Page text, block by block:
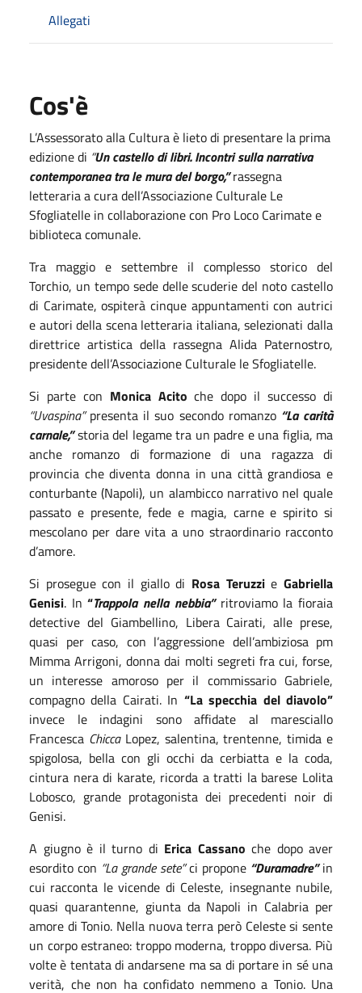
Allegati
Cos'è
L’Assessorato alla Cultura è lieto di presentare la prima
edizione di “Un castello di libri. Incontri sulla narrativa
contemporanea tra le mura del borgo,” rassegna
letteraria a cura dell’Associazione Culturale Le
Sfogliatelle in collaborazione con Pro Loco Carimate e
biblioteca comunale.
Tra maggio e settembre il complesso storico del
Torchio, un tempo sede delle scuderie del noto castello
di Carimate, ospiterà cinque appuntamenti con autrici
e autori della scena letteraria italiana, selezionati dalla
direttrice artistica della rassegna Alida Paternostro,
presidente dell’Associazione Culturale le Sfogliatelle.
Si parte con Monica Acito che dopo il successo di
“Uvaspina”presenta il suo secondo romanzo “La carità
carnale,”storia del legame tra un padre e una figlia, ma
anche romanzo di formazione di una ragazza di
provincia che diventa donna in una città grandiosa e
conturbante (Napoli), un alambicco narrativo nel quale
passato e presente, fede e magia, carne e spirito si
mescolano per dare vita a uno straordinario racconto
d’amore.
Si prosegue con il giallo di Rosa TeruzzieGabriella
Genisi. In“Trappola nella nebbia”ritroviamo la fioraia
detective del Giambellino, Libera Cairati, alle prese,
quasi per caso, con l’aggressione dell’ambiziosa pm
Mimma Arrigoni, donna dai molti segreti fra cui, forse,
un interesse amoroso per il commissario Gabriele,
compagno della Cairati. In “La specchia del diavolo”
invece le indagini sono affidate al maresciallo
Francesca Chicca Lopez, salentina, trentenne, timida e
spigolosa, bella con gli occhi da cerbiatta e la coda,
cintura nera di karate, ricorda a tratti la barese Lolita
Lobosco, grande protagonista dei precedenti noir di
Genisi.
A giugno è il turno di Erica Cassano che dopo aver
esordito con “La grande sete”ci propone “Duramadre” in
cui racconta le vicende di Celeste, insegnante nubile,
quasi quarantenne, giunta da Napoli in Calabria per
amore di Tonio. Nella nuova terra però Celeste si sente
un corpo estraneo: troppo moderna, troppo diversa. Più
volte è tentata di andarsene ma sa di portare in sé una
verità, che non ha confidato nemmeno a Tonio. Una